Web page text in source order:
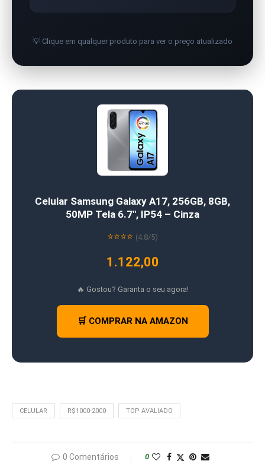
💡 Clique em qualquer produto para ver o preço atualizado
Celular Samsung Galaxy A17, 256GB, 8GB,
50MP Tela 6.7″, IP54 – Cinza
⭐⭐⭐⭐ (4.8/5)
1.122,00
🔥 Gostou? Garanta o seu agora!
🛒 COMPRAR NA AMAZON
CELULAR R$1000-2000 TOP AVALIADO
0 Comentários 0